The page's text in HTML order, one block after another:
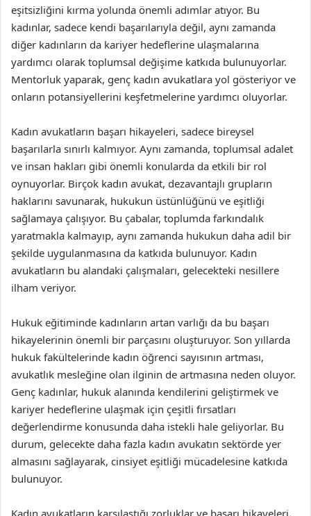
eşitsizliğini kırma yolunda önemli adımlar atıyor. Bu
kadınlar, sadece kendi başarılarıyla değil, aynı zamanda
diğer kadınların da kariyer hedeflerine ulaşmalarına
yardımcı olarak toplumsal değişime katkıda bulunuyorlar.
Mentorluk yaparak, genç kadın avukatlara yol gösteriyor ve
onların potansiyellerini keşfetmelerine yardımcı oluyorlar.
Kadın avukatların başarı hikayeleri, sadece bireysel
başarılarla sınırlı kalmıyor. Aynı zamanda, toplumsal adalet
ve insan hakları gibi önemli konularda da etkili bir rol
oynuyorlar. Birçok kadın avukat, dezavantajlı grupların
haklarını savunarak, hukukun üstünlüğünü ve eşitliği
sağlamaya çalışıyor. Bu çabalar, toplumda farkındalık
yaratmakla kalmayıp, aynı zamanda hukukun daha adil bir
şekilde uygulanmasına da katkıda bulunuyor. Kadın
avukatların bu alandaki çalışmaları, gelecekteki nesillere
ilham veriyor.
Hukuk eğitiminde kadınların artan varlığı da bu başarı
hikayelerinin önemli bir parçasını oluşturuyor. Son yıllarda
hukuk fakültelerinde kadın öğrenci sayısının artması,
avukatlık mesleğine olan ilginin de artmasına neden oluyor.
Genç kadınlar, hukuk alanında kendilerini geliştirmek ve
kariyer hedeflerine ulaşmak için çeşitli fırsatları
değerlendirme konusunda daha istekli hale geliyorlar. Bu
durum, gelecekte daha fazla kadın avukatın sektörde yer
almasını sağlayarak, cinsiyet eşitliği mücadelesine katkıda
bulunuyor.
Kadın avukatların karşılaştığı zorluklar ve başarı hikayeleri,